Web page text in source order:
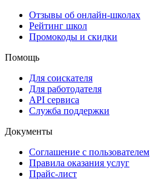
Отзывы об онлайн-школах
Рейтинг школ
Промокоды и скидки
Помощь
Для соискателя
Для работодателя
API сервиса
Служба поддержки
Документы
Соглашение с пользователем
Правила оказания услуг
Прайс-лист